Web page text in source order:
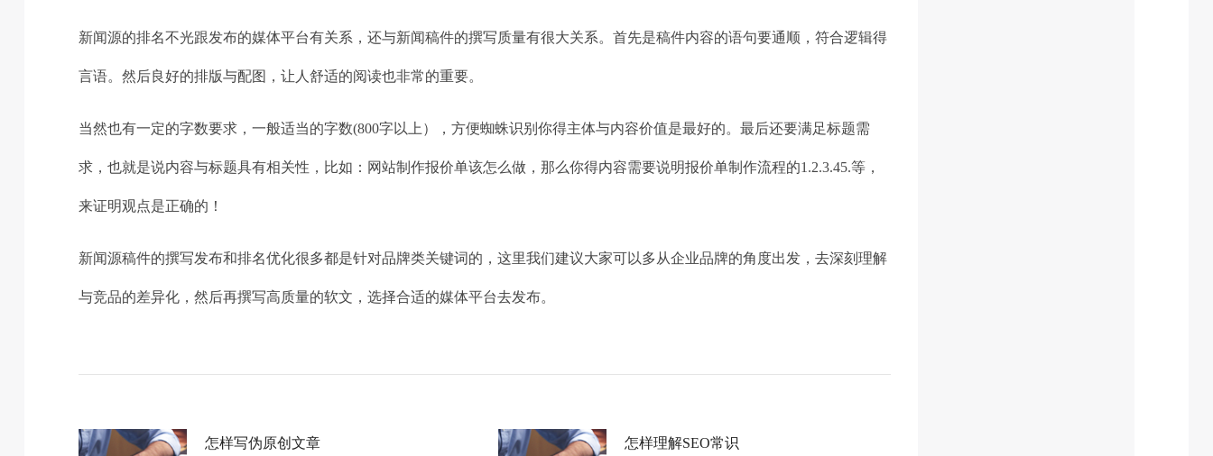
新闻源的排名不光跟发布的媒体平台有关系，还与新闻稿件的撰写质量有很大关系。首先是稿件内容的语句要通顺，符合逻辑得
言语。然后良好的排版与配图，让人舒适的阅读也非常的重要。
当然也有一定的字数要求，一般适当的字数(800字以上），方便蜘蛛识别你得主体与内容价值是最好的。最后还要满足标题需
求，也就是说内容与标题具有相关性，比如：网站制作报价单该怎么做，那么你得内容需要说明报价单制作流程的1.2.3.45.等，
来证明观点是正确的！
新闻源稿件的撰写发布和排名优化很多都是针对品牌类关键词的，这里我们建议大家可以多从企业品牌的角度出发，去深刻理解
与竞品的差异化，然后再撰写高质量的软文，选择合适的媒体平台去发布。
怎样写伪原创文章 怎样理解SEO常识